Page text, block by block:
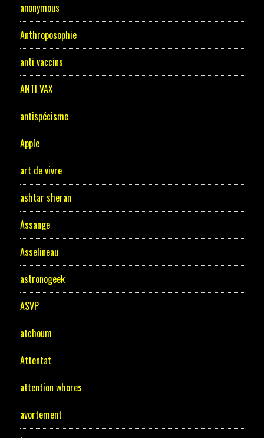
anonymous
Anthroposophie
anti vaccins
ANTI VAX
antispécisme
Apple
art de vivre
ashtar sheran
Assange
Asselineau
astronogeek
ASVP
atchoum
Attentat
attention whores
avortement